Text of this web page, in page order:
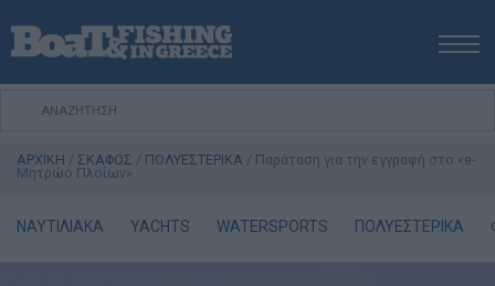
ΑΡΧΙΚΗ
ΕΚΔΟΣΕΙΣ
ΨΑΡΕΜΑ ΑΠΟ ΣΚΑΦΟΣ
ΑΡΧΙΚΗ / ΣΚΑΦΟΣ / ΠΟΛΥΕΣΤΕΡΙΚΑ / Παράταση για την εγγραφή στο «e-
Μητρώο Πλοίων»
ΝΑΥΤΙΛΙΑΚΑ YACHTS WATERSPORTS ΠΟΛΥΕΣΤΕΡΙΚΑ